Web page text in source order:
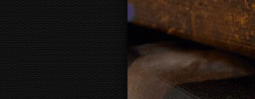
Sebra
Alates:14.20 €